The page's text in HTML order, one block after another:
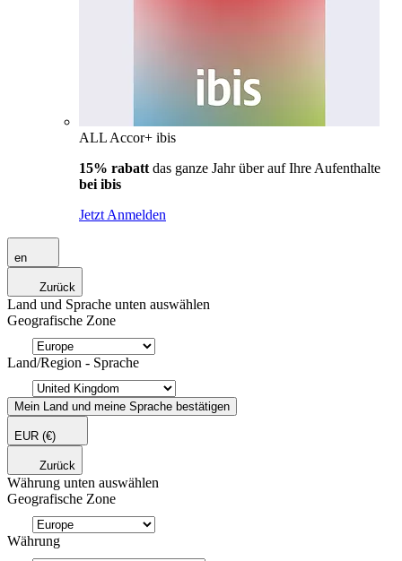
ALL Accor+ ibis
15% rabatt das ganze Jahr über auf Ihre Aufenthalte
bei ibis
Jetzt Anmelden
en
Zurück
Land und Sprache unten auswählen
Geografische Zone
Land/Region - Sprache
Mein Land und meine Sprache bestätigen
EUR (€)
Zurück
Währung unten auswählen
Geografische Zone
Währung